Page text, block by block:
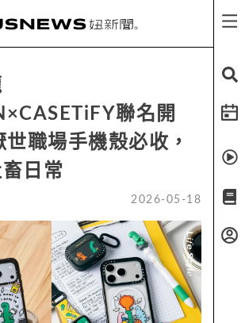
聯名開
職場手機殼必收，
日常
2026-05-18